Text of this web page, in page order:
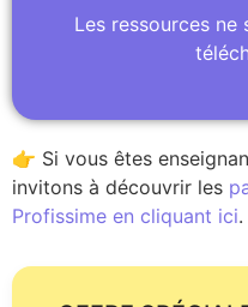
Les ressources ne
👉 Si vous êtes
invitons à découvrir les
Profissime en cliquant ici